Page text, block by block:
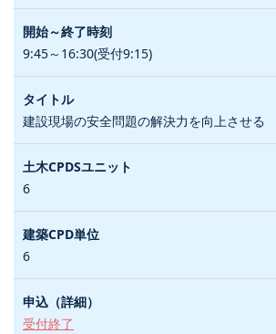
9:45～16:30(受付9:15)
建設現場の安全問題の解決力を向上させる
6
6
受付終了